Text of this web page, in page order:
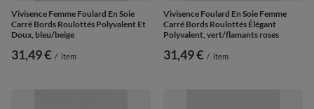
Vivisence Femme Foulard En Soie
Carré Bords Roulottés Polyvalent Et
Doux, bleu/beige
31,49 € / item
Vivisence Foulard En Soie Femme
Carré Bords Roulottés Élégant
Polyvalent, vert/flamants roses
31,49 € / item